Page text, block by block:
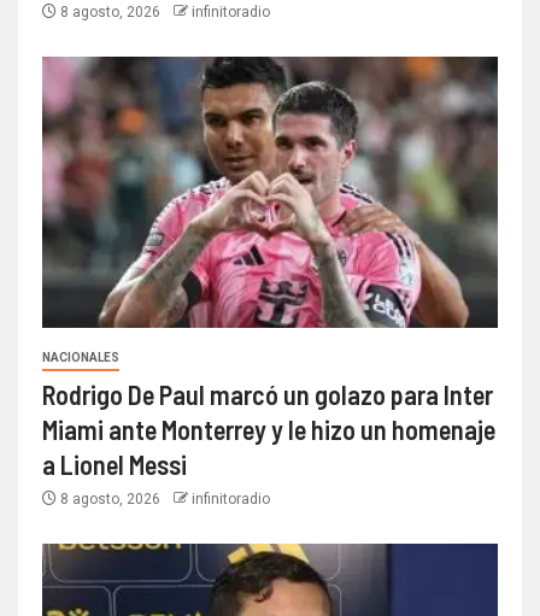
8 agosto, 2026 infinitoradio
NACIONALES
Rodrigo De Paul marcó un golazo para Inter
Miami ante Monterrey y le hizo un homenaje
a Lionel Messi
8 agosto, 2026 infinitoradio